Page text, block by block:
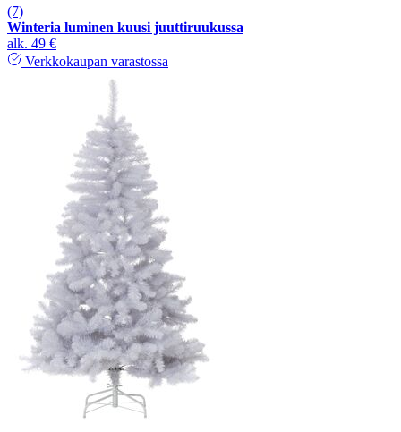
(7)
Winteria luminen kuusi juuttiruukussa
alk. 49 €
Verkkokaupan varastossa